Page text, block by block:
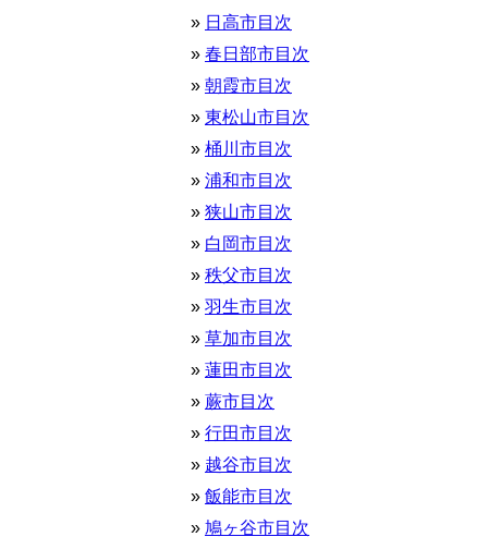
日高市目次
春日部市目次
朝霞市目次
東松山市目次
桶川市目次
浦和市目次
狭山市目次
白岡市目次
秩父市目次
羽生市目次
草加市目次
蓮田市目次
蕨市目次
行田市目次
越谷市目次
飯能市目次
鳩ヶ谷市目次